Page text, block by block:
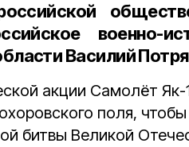
военно-
Василий
акции Самолёт
поля,
битвы Великой